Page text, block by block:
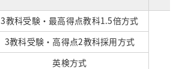
3教科受験・最高得点教科1.5倍方式
3教科受験・高得点2教科採用方式
英検方式